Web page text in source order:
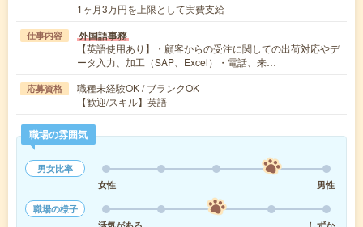
1ヶ月3万円を上限として実費支給
仕事内容 外国語事務
【英語使用あり】・顧客からの受注に関しての出荷対応やデ
ータ入力、加工（SAP、Excel）・電話、来…
応募資格
職種未経験OK / ブランクOK
【歓迎/スキル】英語
職場の雰囲気
男女比率
女性
男性
職場の様子